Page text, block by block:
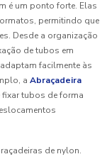
é um ponto forte. Elas
permitindo que
Desde a organização
de tubos em
facilmente às
a Abraçadeira
fixar tubos de forma
de nylon.